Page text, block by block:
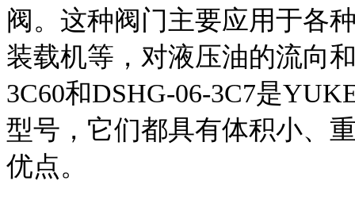
阀。这种阀门主要应用于各
装载机等，对液压油的流向
3C60和DSHG-06-3C7是
型号，它们都具有体积小、
优点。